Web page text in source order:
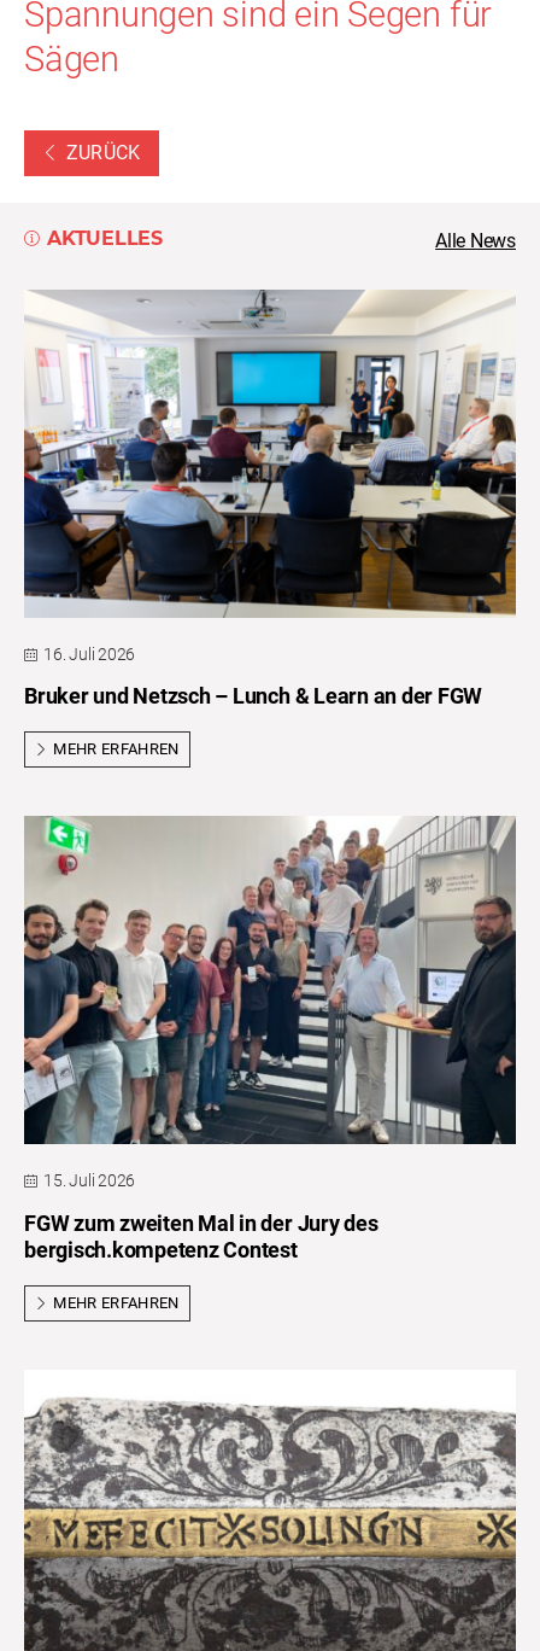
Spannungen sind ein Segen für
Sägen
ZURÜCK
AKTUELLES Alle News
16. Juli 2026
Bruker und Netzsch – Lunch & Learn an der FGW
MEHR ERFAHREN
15. Juli 2026
FGW zum zweiten Mal in der Jury des
bergisch.kompetenz Contest
MEHR ERFAHREN